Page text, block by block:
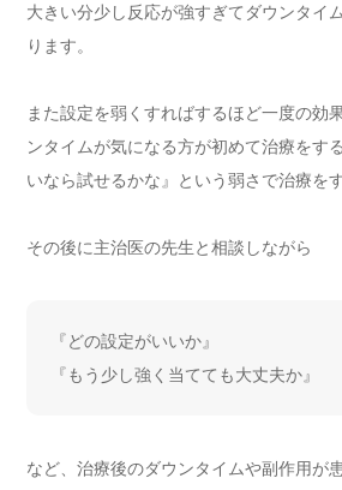
大きい分少し反応が強すぎてダウンタイ
ります。
また設定を弱くすればするほど一度の効
ンタイムが気になる方が初めて治療をす
いなら試せるかな』という弱さで治療を
その後に主治医の先生と相談しながら
『どの設定がいいか』
『もう少し強く当てても大丈夫か』
など、治療後のダウンタイムや副作用が